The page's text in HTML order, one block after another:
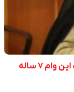
خبر خوش برای متقاضیان وام / بازپرداخت این وام ۷ ساله